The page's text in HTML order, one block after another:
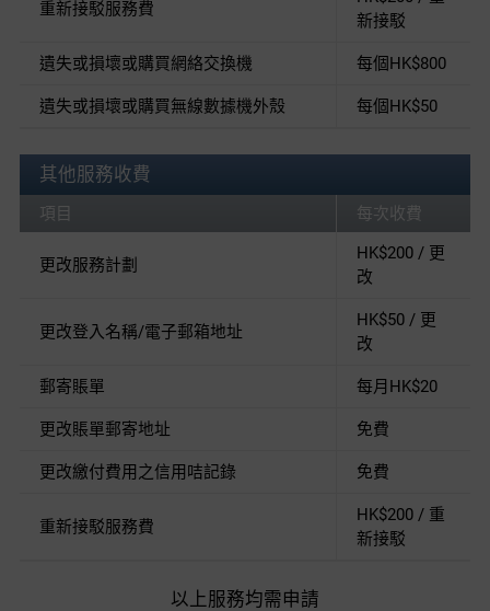
重新接駁服務費
新接駁
遺失或損壞或購買網絡交換機 每個HK$800
遺失或損壞或購買無線數據機外殼 每個HK$50
其他服務收費
項目 每次收費
更改服務計劃
HK$200 / 更
改
更改登入名稱/電子郵箱地址
HK$50 / 更
改
郵寄賬單 每月HK$20
更改賬單郵寄地址 免費
更改繳付費用之信用咭記錄 免費
重新接駁服務費
HK$200 / 重
新接駁
以上服務均需申請